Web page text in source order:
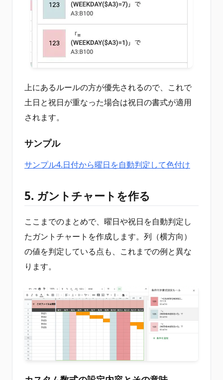
上にあるルールの方が優先されるので、これで
土日と祝日が重なった場合は祝日の書式が適用
されます。
サンプル
サンプル4.日付から曜日を自動判定して色付け
5. ガントチャートを作る
ここまでのまとめで、曜日や祝日を自動判定し
たガントチャートを作成します。列（横方向）
の値を判定している点も、これまでの例と異な
ります。